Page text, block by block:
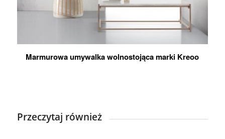
Marmurowa umywalka wolnostojąca marki Kreoo
Przeczytaj również